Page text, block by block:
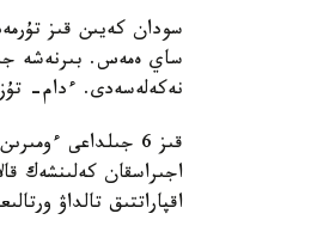
سودان كەيىن قىز
ساي ەمەس. بىرنەشە
نەكەلەسەدى. ءدام-
قىز 6 جىلداعى
اجىراسقان كەلىنشەك
اقپاراتتىق تالداۋ